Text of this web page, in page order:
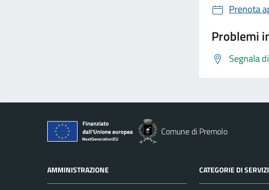
Prenota
Problemi
Segnala
Comune di Premolo
AMMINISTRAZIONE CATEGORIE DI